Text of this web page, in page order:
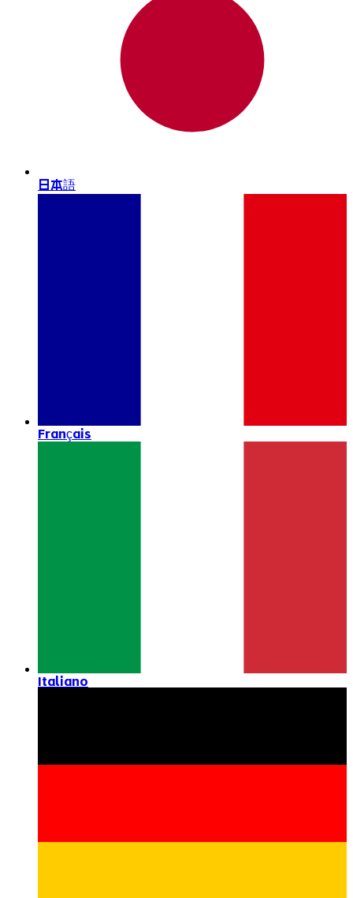
日本語
Français
Italiano